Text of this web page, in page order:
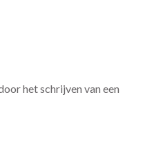
het schrijven van een